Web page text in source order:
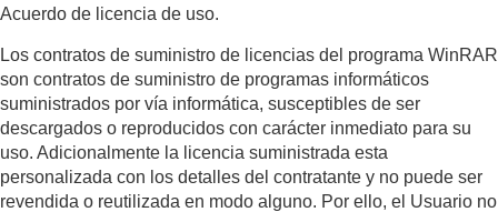
Acuerdo de licencia de uso.
Los contratos de suministro de licencias del programa WinRAR
son contratos de suministro de programas informáticos
suministrados por vía informática, susceptibles de ser
descargados o reproducidos con carácter inmediato para su
uso. Adicionalmente la licencia suministrada esta
personalizada con los detalles del contratante y no puede ser
revendida o reutilizada en modo alguno. Por ello, el Usuario no